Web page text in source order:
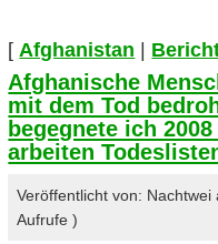
[ Afghanistan |
Afghanische
mit dem Tod
begegnete ich
arbeiten
Veröffentlicht von:
Aufrufe )